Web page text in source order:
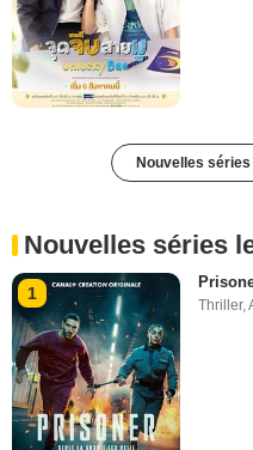
Nouvelles séries
Nouvelles séries
1
Thriller,